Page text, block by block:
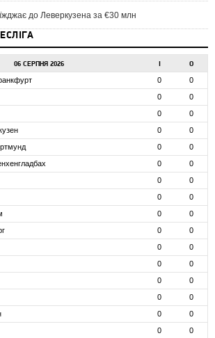
до Леверкузена за €30 млн
06 СЕРПНЯ 2026 І О
0
0
0
0
0
0
0
0
0
0
0
0
0
0
0
0
0
0
0
0
0
0
0
0
0
0
0
0
0
0
0 0